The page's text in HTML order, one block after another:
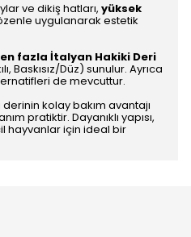
ve dikiş hatları, yüksek
uygulanarak estetik
fazla İtalyan Hakiki Deri
Baskısız/Düz) sunulur. Ayrıca
de mevcuttur.
derinin kolay bakım avantajı
pratiktir. Dayanıklı yapısı,
hayvanlar için ideal bir